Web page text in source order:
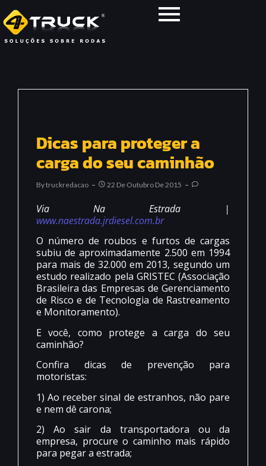
Dicas para proteger a
carga do seu caminhão
ByTruckredacao 22 De Outubro De 2015
Via Na Estrada |
www.naestrada.jrdiesel.com.br
O número de roubos e furtos de cargas
subiu de aproximadamente 2.500 em 1994
para mais de 32.000 em 2013, segundo um
estudo realizado pela GRISTEC (Associação
Brasileira das Empresas de Gerenciamento
de Risco e de Tecnologia de Rastreamento
e Monitoramento).
E você, como protege a carga do seu
caminhão?
Confira dicas de prevenção para
motoristas:
1) Ao receber sinal de estranhos, não pare
e nem dê carona;
2) Ao sair da transportadora ou da
empresa, procure o caminho mais rápido
para pegar a estrada;